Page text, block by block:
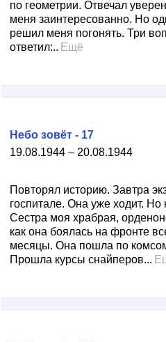
по геометрии. Отвечал
меня заинтересованно. Но
решил меня погонять. Три
ответил:.. Ещё
19.08.1944 – 20.08.1944
Небо зовёт - 17
Повторял историю. Завтра
госпитале. Она уже ходит. Но
Сестра моя храбрая,
как она боялась на фронте
месяцы. Она пошла по
Прошла курсы снайперов...